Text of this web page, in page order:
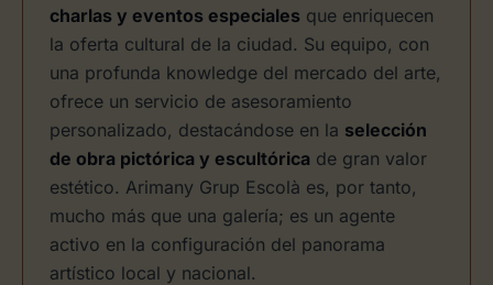
charlas y eventos especiales que enriquecen
la oferta cultural de la ciudad. Su equipo, con
una profunda knowledge del mercado del arte,
ofrece un servicio de asesoramiento
personalizado, destacándose en la selección
de obra pictórica y escultórica de gran valor
estético. Arimany Grup Escolà es, por tanto,
mucho más que una galería; es un agente
activo en la configuración del panorama
artístico local y nacional.